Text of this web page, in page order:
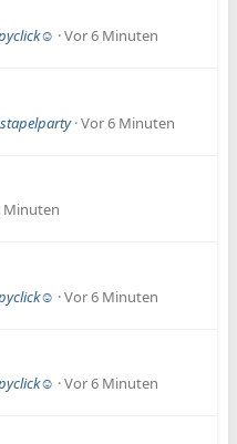
Vor 6 Minuten
Vor 6 Minuten
Minuten
Vor 6 Minuten
Vor 6 Minuten